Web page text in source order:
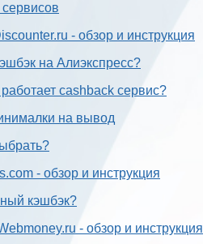
- обзор и инструкция
на Алиэкспресс?
cashback сервис?
на вывод
- обзор и инструкция
кэшбэк?
- обзор и инструкция